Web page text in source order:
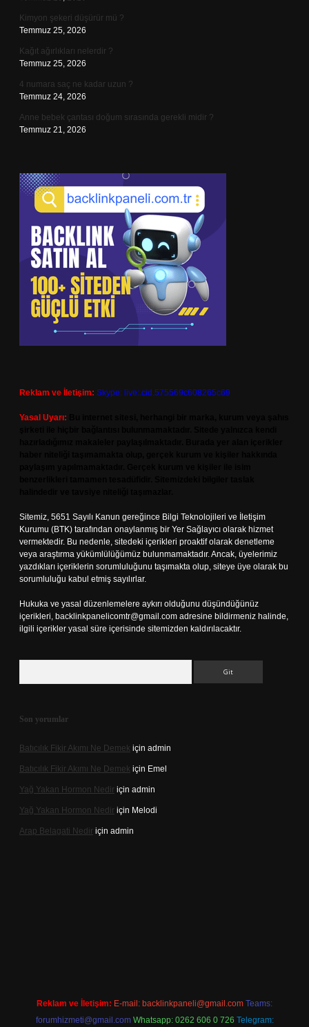
Kimyon şekeri düşürür mü ?
Temmuz 25, 2026
Kağıt ağırlıkları nelerdir ?
Temmuz 25, 2026
4 numara saç ne kadar uzun ?
Temmuz 24, 2026
Anne bebek çantası doğum sırasında gerekli midir ?
Temmuz 21, 2026
Reklam ve İletişim: Skype: live:.cid.575569c608265c69
Yasal Uyarı:
Sitemiz, 5651 Sayılı Kanun gereğince Bilgi Teknolojileri ve İletişim
Kurumu (BTK) tarafından onaylanmış bir Yer Sağlayıcı olarak hizmet
vermektedir. Bu nedenle, sitedeki içerikleri proaktif olarak denetleme
veya araştırma yükümlülüğümüz bulunmamaktadır. Ancak, üyelerimiz
yazdıkları içeriklerin sorumluluğunu taşımakta olup, siteye üye olarak bu
sorumluluğu kabul etmiş sayılırlar.
Hukuka ve yasal düzenlemelere aykırı olduğunu düşündüğünüz
içerikleri, backlinkpanelicomtr@gmail.com adresine bildirmeniz halinde,
ilgili içerikler yasal süre içerisinde sitemizden kaldırılacaktır.
Son yorumlar
Batıcılık Fikir Akımı Ne Demek için admin
Batıcılık Fikir Akımı Ne Demek için Emel
Yağ Yakan Hormon Nedir için admin
Yağ Yakan Hormon Nedir için Melodi
Arap Belagati Nedir için admin
Reklam ve İletişim: E-mail: backlinkpaneli@gmail.com Teams:
forumhizmeti@gmail.com Whatsapp: 0262 606 0 726 Telegram: